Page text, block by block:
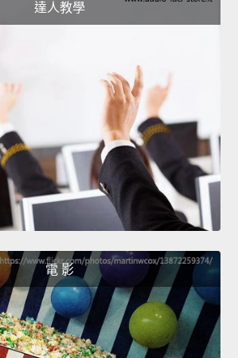
達人教學
電 影